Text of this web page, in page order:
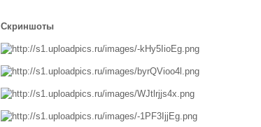
Скриншоты